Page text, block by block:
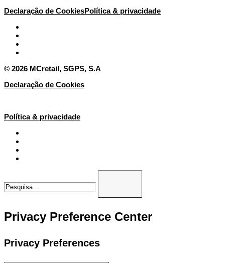
Declaração de CookiesPolítica & privacidade
© 2026 MCretail, SGPS, S.A
Declaração de Cookies
Política & privacidade
Privacy Preference Center
Privacy Preferences